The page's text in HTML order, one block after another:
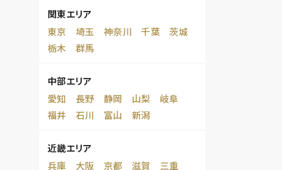
関東エリア
東京
埼玉 神奈川 千葉
茨城
栃木
群馬
中部エリア
愛知
長野 静岡 山梨
岐阜
福井
石川 富山 新潟
近畿エリア
兵庫
大阪 京都 滋賀
三重